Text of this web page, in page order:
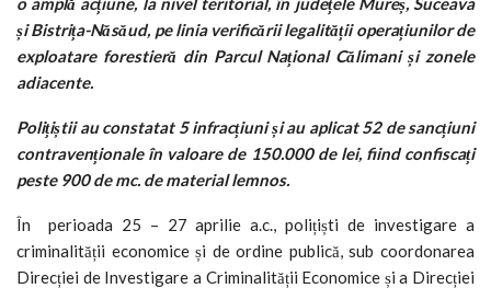
și Bistrița-Năsăud, pe linia verificării legalității operațiunilor de
exploatare forestieră din Parcul Național Călimani și zonele
adiacente.
Polițiștii au constatat 5 infracțiuni și au aplicat 52 de sancțiuni
contravenționale în valoare de 150.000 de lei, fiind confiscați
peste 900 de mc. de material lemnos.
În perioada 25 – 27 aprilie a.c., polițiști de investigare a
criminalității economice și de ordine publică, sub coordonarea
Direcției de Investigare a Criminalității Economice și a Direcției